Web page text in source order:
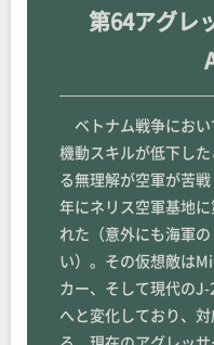
第64アグレ
ベトナム戦争にお
機動スキルが低下し
る無理解が空軍が苦
年にネリス空軍基地
れた（意外にも海軍
い）。その仮想敵は
カー、そして現代の
へと変化しており、